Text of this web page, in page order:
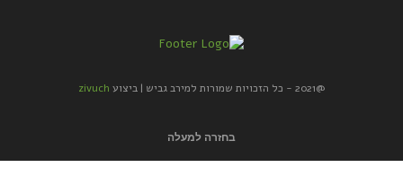
@2021 - כל הזכויות שמורות למירב גביש | ביצוע zivuch
בחזרה למעלה